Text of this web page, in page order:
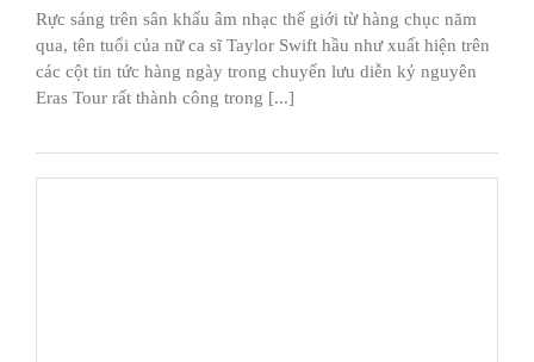
Rực sáng trên sân khấu âm nhạc thế giới từ hàng chục năm
qua, tên tuổi của nữ ca sĩ Taylor Swift hầu như xuất hiện trên
các cột tin tức hàng ngày trong chuyến lưu diễn kỷ nguyên
Eras Tour rất thành công trong [...]